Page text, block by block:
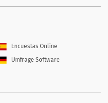
Encuestas Online
Umfrage Software